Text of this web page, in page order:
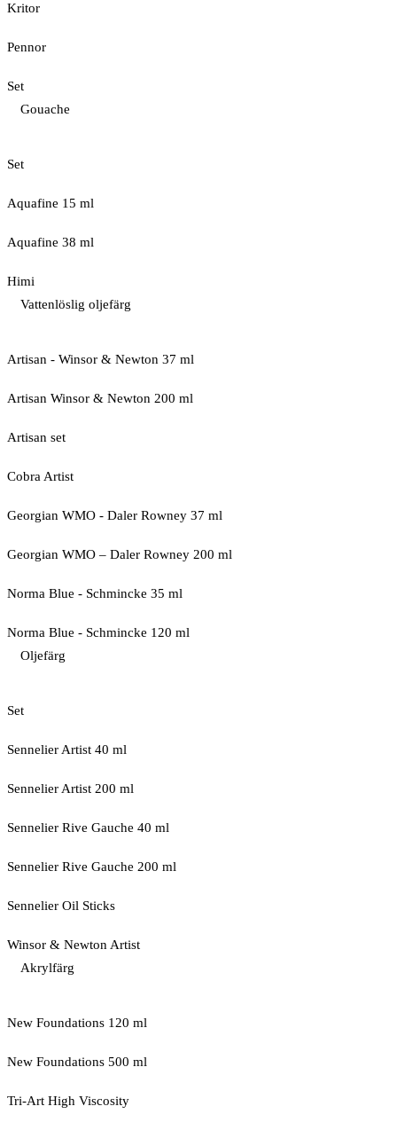
Kritor
Pennor
Set
Gouache
Set
Aquafine 15 ml
Aquafine 38 ml
Himi
Vattenlöslig oljefärg
Artisan - Winsor & Newton 37 ml
Artisan Winsor & Newton 200 ml
Artisan set
Cobra Artist
Georgian WMO - Daler Rowney 37 ml
Georgian WMO – Daler Rowney 200 ml
Norma Blue - Schmincke 35 ml
Norma Blue - Schmincke 120 ml
Oljefärg
Set
Sennelier Artist 40 ml
Sennelier Artist 200 ml
Sennelier Rive Gauche 40 ml
Sennelier Rive Gauche 200 ml
Sennelier Oil Sticks
Winsor & Newton Artist
Akrylfärg
New Foundations 120 ml
New Foundations 500 ml
Tri-Art High Viscosity